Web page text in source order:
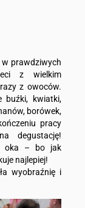
w prawdziwych
z wielkim
z owoców.
buźki, kwiatki,
borówek,
pracy
degustację!
oka – bo jak
najlepiej!
wyobraźnię i